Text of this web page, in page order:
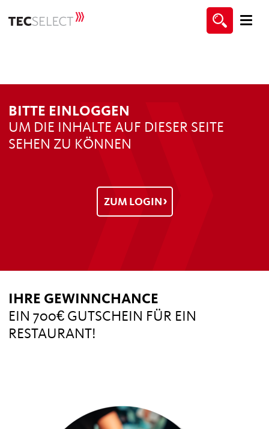
BITTE EINLOGGEN
UM DIE INHALTE AUF DIESER SEITE
SEHEN ZU KÖNNEN
ZUM LOGIN
IHRE GEWINNCHANCE
EIN 700€ GUTSCHEIN FÜR EIN
RESTAURANT!